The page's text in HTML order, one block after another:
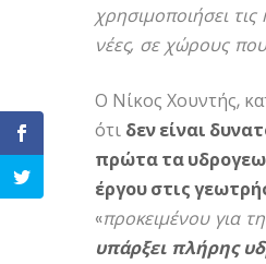
χρησιμοποιήσει
νέες, σε χώρους
Ο Νίκος Χουντής,
ότι δεν είναι
πρώτα τα
έργου στις
«προκειμένου για
υπάρξει πλήρης